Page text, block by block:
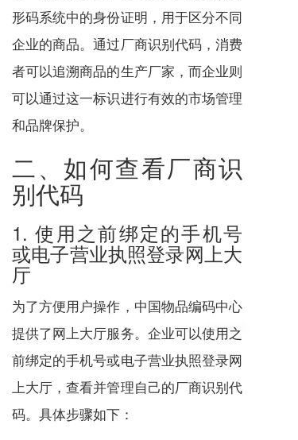
形码系统中的身份证明，用于区分不同
企业的商品。通过厂商识别代码，消费
者可以追溯商品的生产厂家，而企业则
可以通过这一标识进行有效的市场管理
和品牌保护。
二、如何查看厂商识
别代码
1. 使用之前绑定的手机号
或电子营业执照登录网上大
厅
为了方便用户操作，中国物品编码中心
提供了网上大厅服务。企业可以使用之
前绑定的手机号或电子营业执照登录网
上大厅，查看并管理自己的厂商识别代
码。具体步骤如下：